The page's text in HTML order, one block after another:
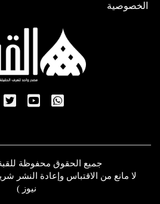
الخصوصية
جميع الحقوق محفوظة للقبة
لا مانع من الاقتباس وإعادة النشر
نيوز )